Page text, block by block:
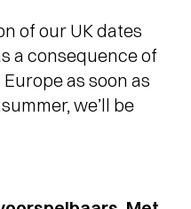
of our UK dates
a consequence of
as soon as
we’ll be